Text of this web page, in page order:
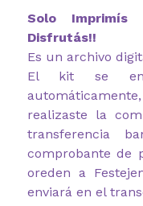
Solo
Disfrutás!!
Es un archivo
El kit se
realizaste la
transferencia
comprobante de
oreden a
enviará en el